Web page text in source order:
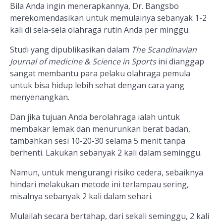
Bila Anda ingin menerapkannya, Dr. Bangsbo
merekomendasikan untuk memulainya sebanyak 1-2
kali di sela-sela olahraga rutin Anda per minggu.
Studi yang dipublikasikan dalam The Scandinavian
Journal of medicine & Science in Sportsini dianggap
sangat membantu para pelaku olahraga pemula
untuk bisa hidup lebih sehat dengan cara yang
menyenangkan.
Dan jika tujuan Anda berolahraga ialah untuk
membakar lemak dan menurunkan berat badan,
tambahkan sesi 10-20-30 selama 5 menit tanpa
berhenti. Lakukan sebanyak 2 kali dalam seminggu.
Namun, untuk mengurangi risiko cedera, sebaiknya
hindari melakukan metode ini terlampau sering,
misalnya sebanyak 2 kali dalam sehari.
Mulailah secara bertahap, dari sekali seminggu, 2 kali